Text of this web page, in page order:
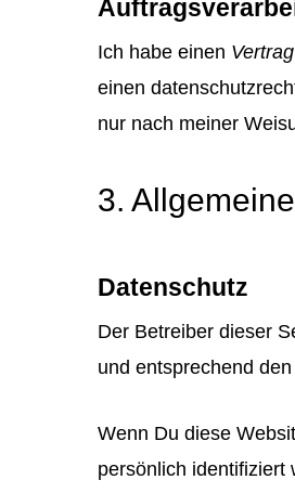
Ich habe einen
einen
nur nach meiner
3.
Datenschutz
Der Betreiber dieser
und entsprechend
Wenn Du diese
persönlich identifiziert